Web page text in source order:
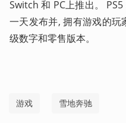
Switch 和 PC上推出。
一天发布并, 拥有游戏的
级数字和零售版本。
游戏 雪地奔驰